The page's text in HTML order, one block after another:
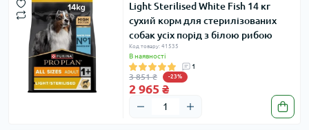
Light Sterilised White Fish 14 кг
сухий корм для стерилізованих
собак усіх порід з білою рибою
Код товару: 41535
В наявності
1
3 851 ₴ -23%
2 965 ₴